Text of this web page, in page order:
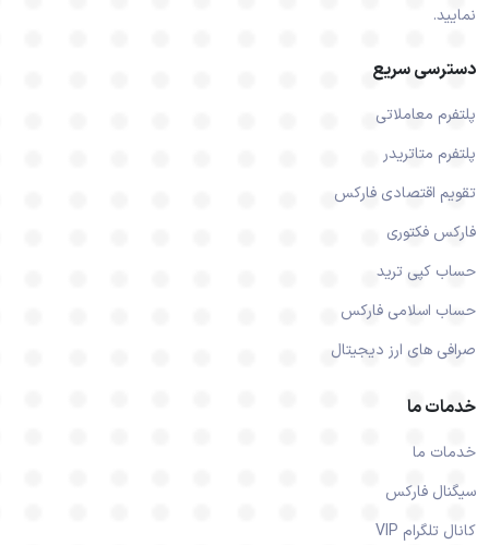
نمایید.
دسترسی سریع
پلتفرم معاملاتی
پلتفرم متاتریدر
تقویم اقتصادی فارکس
فارکس فکتوری
حساب کپی ترید
حساب اسلامی فارکس
صرافی های ارز دیجیتال
خدمات ما
خدمات ما
سیگنال فارکس
کانال تلگرام VIP